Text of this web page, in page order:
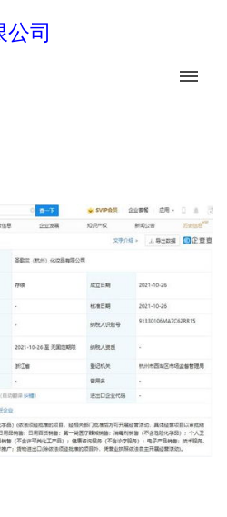
公司